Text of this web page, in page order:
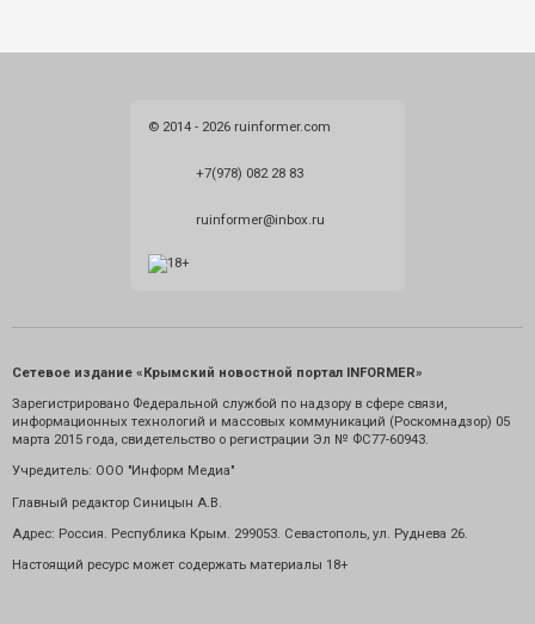
© 2014 - 2026 ruinformer.com
+7(978) 082 28 83
ruinformer@inbox.ru
Сетевое издание «Крымский новостной портал INFORMER»
Зарегистрировано Федеральной службой по надзору в сфере связи,
информационных технологий и массовых коммуникаций (Роскомнадзор) 05
марта 2015 года, свидетельство о регистрации Эл № ФС77-60943.
Учредитель: ООО "Информ Медиа"
Главный редактор Синицын А.В.
Адрес: Россия. Республика Крым. 299053. Севастополь, ул. Руднева 26.
Настоящий ресурс может содержать материалы 18+